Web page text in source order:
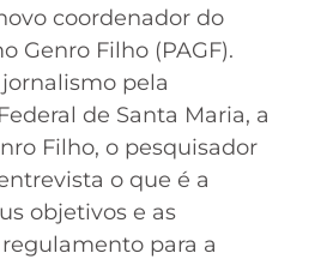
coordenador do
Genro Filho (PAGF).
pela
de Santa Maria, a
Filho, o pesquisador
o que é a
objetivos e as
para a